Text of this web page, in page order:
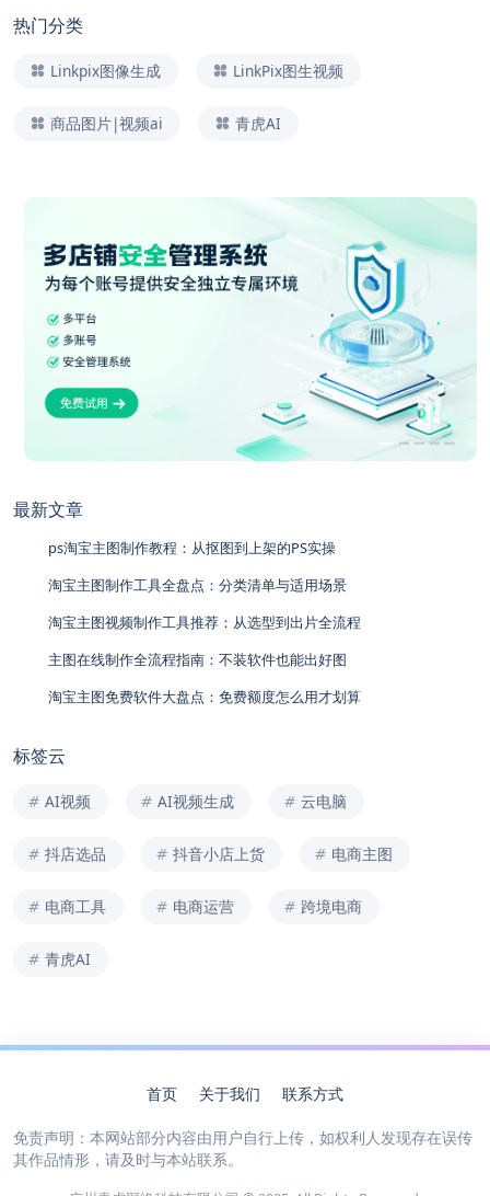
热门分类
Linkpix图像生成 LinkPix图生视频
商品图片|视频ai 青虎AI
最新文章
ps淘宝主图制作教程：从抠图到上架的PS实操
淘宝主图制作工具全盘点：分类清单与适用场景
淘宝主图视频制作工具推荐：从选型到出片全流程
主图在线制作全流程指南：不装软件也能出好图
淘宝主图免费软件大盘点：免费额度怎么用才划算
标签云
AI视频 AI视频生成 云电脑
抖店选品 抖音小店上货 电商主图
电商工具 电商运营 跨境电商
青虎AI
首页 关于我们 联系方式
免责声明：本网站部分内容由用户自行上传，如权利人发现存在误传
其作品情形，请及时与本站联系。